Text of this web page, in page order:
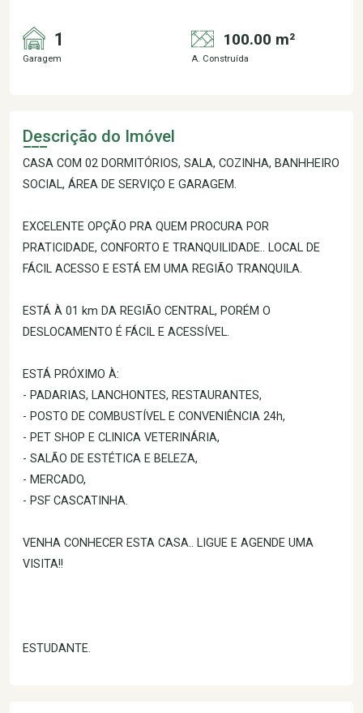
1
Garagem
100.00 m²
A. Construída
Descrição do Imóvel
CASA COM 02 DORMITÓRIOS, SALA, COZINHA, BANHHEIRO
SOCIAL, ÁREA DE SERVIÇO E GARAGEM.
EXCELENTE OPÇÃO PRA QUEM PROCURA POR
PRATICIDADE, CONFORTO E TRANQUILIDADE.. LOCAL DE
FÁCIL ACESSO E ESTÁ EM UMA REGIÃO TRANQUILA.
ESTÁ À 01 km DA REGIÃO CENTRAL, PORÉM O
DESLOCAMENTO É FÁCIL E ACESSÍVEL.
ESTÁ PRÓXIMO À:
- PADARIAS, LANCHONTES, RESTAURANTES,
- POSTO DE COMBUSTÍVEL E CONVENIÊNCIA 24h,
- PET SHOP E CLINICA VETERINÁRIA,
- SALÃO DE ESTÉTICA E BELEZA,
- MERCADO,
- PSF CASCATINHA.
VENHA CONHECER ESTA CASA.. LIGUE E AGENDE UMA
VISITA!!
ESTUDANTE.